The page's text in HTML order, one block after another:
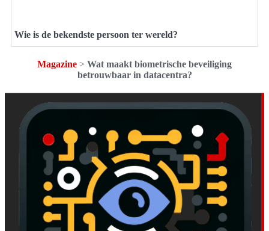
Wie is de bekendste persoon ter wereld?
Magazine > Wat maakt biometrische beveiliging
betrouwbaar in datacentra?